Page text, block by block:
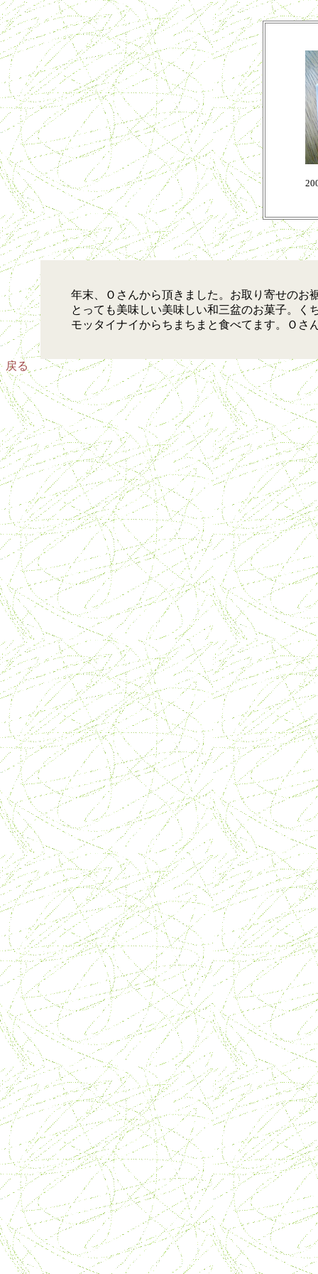
年末、Ｏさんから頂きました。お取り寄せのお
とっても美味しい美味しい和三盆のお菓子。く
モッタイナイからちまちまと食べてます。Ｏさ
戻る